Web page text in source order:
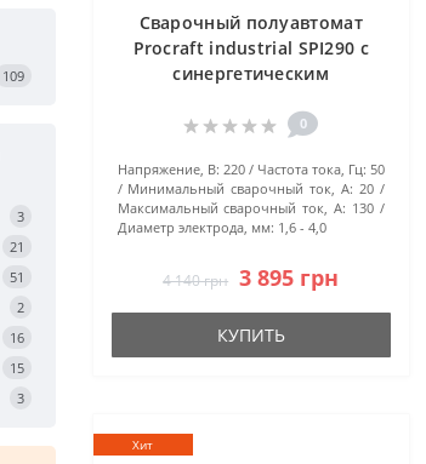
109
3
21
51
2
16
15
3
Сварочный полуавтомат
Procraft industrial SPI290 с
синергетическим
0
Напряжение, В: 220 Частота тока, Гц: 50
Минимальный сварочный ток, А: 20
Максимальный сварочный ток, А: 130
Диаметр электрода, мм: 1,6 - 4,0
4 140 грн 3 895 грн
КУПИТЬ
Хит